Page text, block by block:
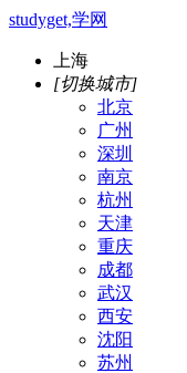
studyget,学网
上海
[切换城市]
北京
广州
深圳
南京
杭州
天津
重庆
成都
武汉
西安
沈阳
苏州